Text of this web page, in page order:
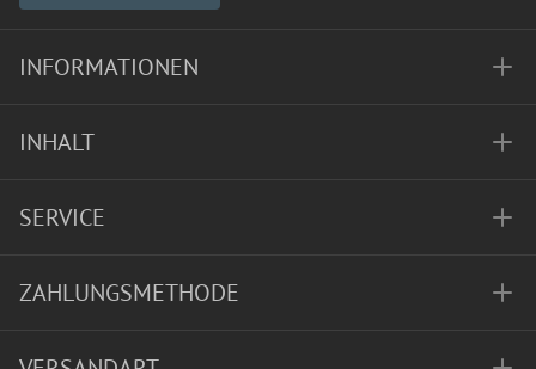
INFORMATIONEN
INHALT
SERVICE
ZAHLUNGSMETHODE